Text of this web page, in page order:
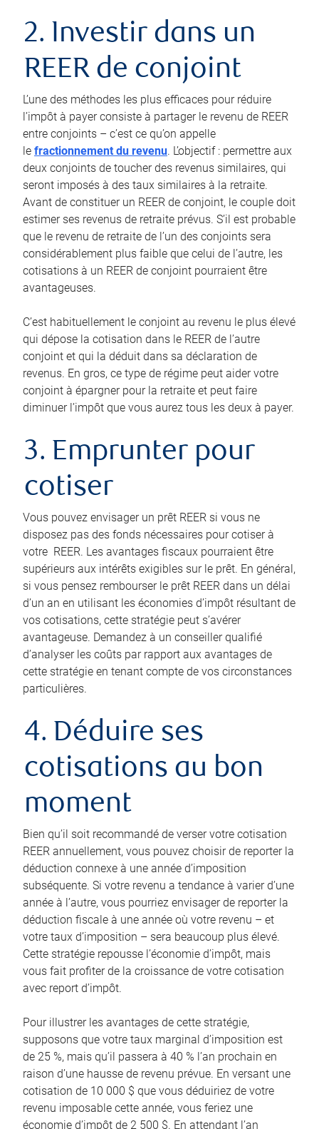
2. Investir dans un
REER de conjoint
L’une des méthodes les plus efficaces pour réduire
l’impôt à payer consiste à partager le revenu de REER
entre conjoints – c’est ce qu’on appelle
le fractionnement du revenu. L’objectif : permettre aux
deux conjoints de toucher des revenus similaires, qui
seront imposés à des taux similaires à la retraite.
Avant de constituer un REER de conjoint, le couple doit
estimer ses revenus de retraite prévus. S’il est probable
que le revenu de retraite de l’un des conjoints sera
considérablement plus faible que celui de l’autre, les
cotisations à un REER de conjoint pourraient être
avantageuses.
C’est habituellement le conjoint au revenu le plus élevé
qui dépose la cotisation dans le REER de l’autre
conjoint et qui la déduit dans sa déclaration de
revenus. En gros, ce type de régime peut aider votre
conjoint à épargner pour la retraite et peut faire
diminuer l’impôt que vous aurez tous les deux à payer.
3. Emprunter pour
cotiser
Vous pouvez envisager un prêt REER si vous ne
disposez pas des fonds nécessaires pour cotiser à
votre REER. Les avantages fiscaux pourraient être
supérieurs aux intérêts exigibles sur le prêt. En général,
si vous pensez rembourser le prêt REER dans un délai
d’un an en utilisant les économies d’impôt résultant de
vos cotisations, cette stratégie peut s’avérer
avantageuse. Demandez à un conseiller qualifié
d’analyser les coûts par rapport aux avantages de
cette stratégie en tenant compte de vos circonstances
particulières.
4. Déduire ses
cotisations au bon
moment
Bien qu’il soit recommandé de verser votre cotisation
REER annuellement, vous pouvez choisir de reporter la
déduction connexe à une année d’imposition
subséquente. Si votre revenu a tendance à varier d’une
année à l’autre, vous pourriez envisager de reporter la
déduction fiscale à une année où votre revenu – et
votre taux d’imposition – sera beaucoup plus élevé.
Cette stratégie repousse l’économie d’impôt, mais
vous fait profiter de la croissance de votre cotisation
avec report d’impôt.
Pour illustrer les avantages de cette stratégie,
supposons que votre taux marginal d’imposition est
de 25 %, mais qu’il passera à 40 % l’an prochain en
raison d’une hausse de revenu prévue. En versant une
cotisation de 10 000 $ que vous déduiriez de votre
revenu imposable cette année, vous feriez une
économie d’impôt de 2 500 $. En attendant l’an